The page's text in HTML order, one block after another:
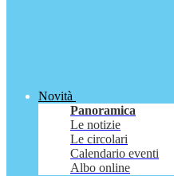
Novità
Panoramica
Le notizie
Le circolari
Calendario eventi
Albo online